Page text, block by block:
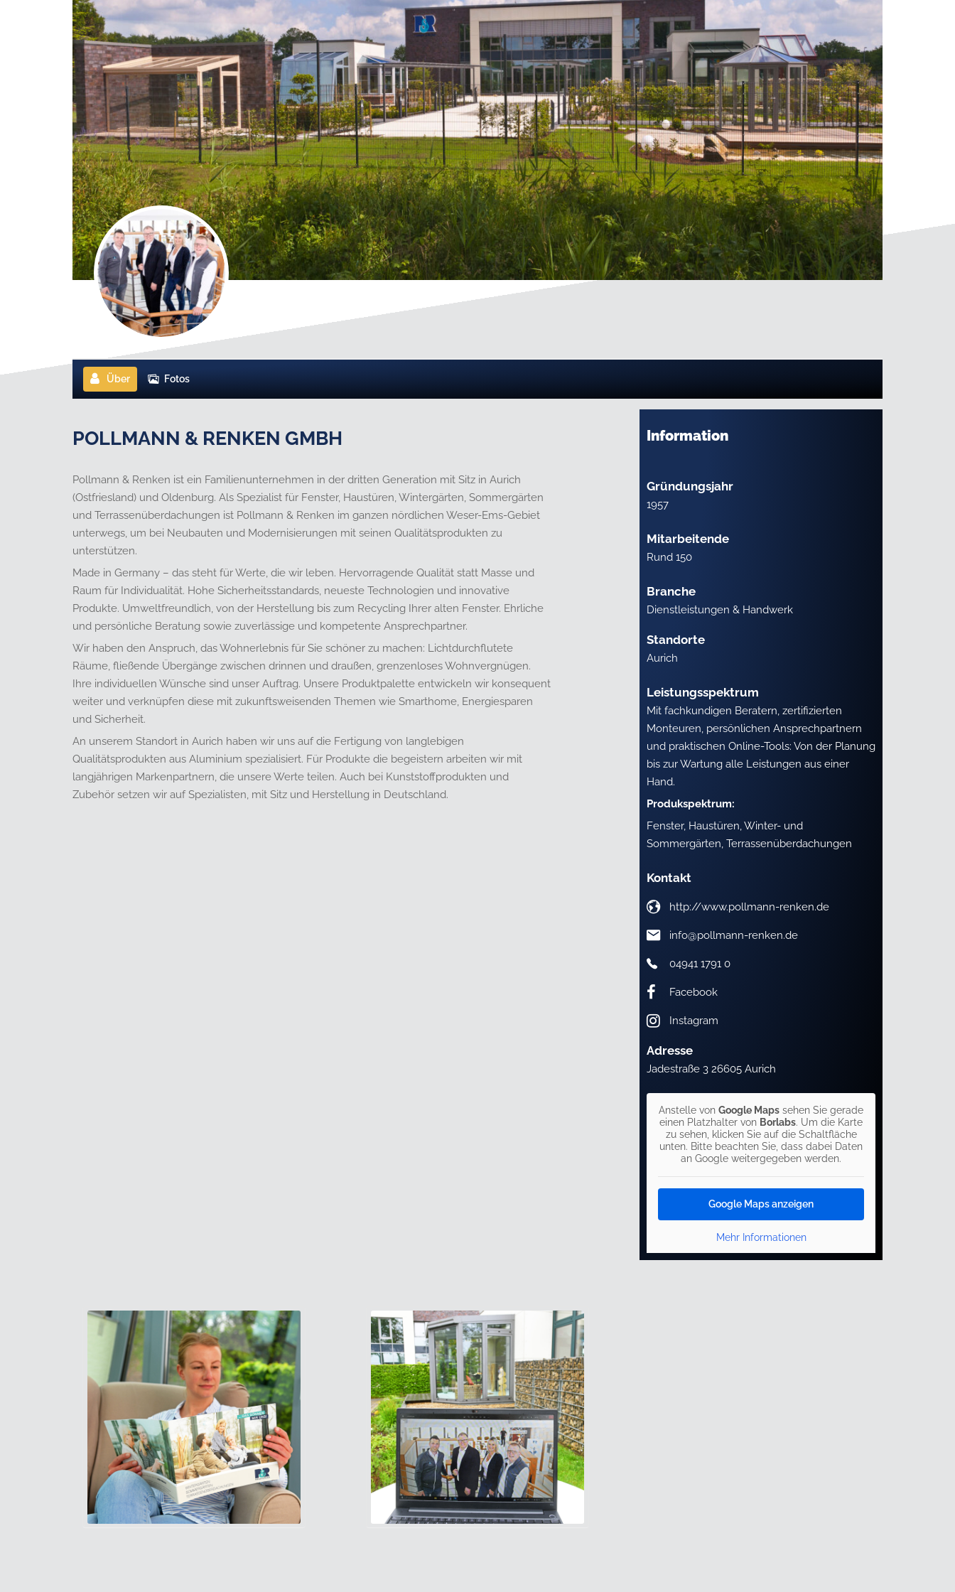
Über Fotos
POLLMANN & RENKEN GMBH
Pollmann & Renken ist ein Familienunternehmen in der dritten Generation mit Sitz in Aurich
(Ostfriesland) und Oldenburg. Als Spezialist für Fenster, Haustüren, Wintergärten, Sommergärten
und Terrassenüberdachungen ist Pollmann & Renken im ganzen nördlichen Weser-Ems-Gebiet
unterwegs, um bei Neubauten und Modernisierungen mit seinen Qualitätsprodukten zu
unterstützen.
Made in Germany – das steht für Werte, die wir leben. Hervorragende Qualität statt Masse und
Raum für Individualität. Hohe Sicherheitsstandards, neueste Technologien und innovative
Produkte. Umweltfreundlich, von der Herstellung bis zum Recycling Ihrer alten Fenster. Ehrliche
und persönliche Beratung sowie zuverlässige und kompetente Ansprechpartner.
Wir haben den Anspruch, das Wohnerlebnis für Sie schöner zu machen: Lichtdurchflutete
Räume, fließende Übergänge zwischen drinnen und draußen, grenzenloses Wohnvergnügen.
Ihre individuellen Wünsche sind unser Auftrag. Unsere Produktpalette entwickeln wir konsequent
weiter und verknüpfen diese mit zukunftsweisenden Themen wie Smarthome, Energiesparen
und Sicherheit.
An unserem Standort in Aurich haben wir uns auf die Fertigung von langlebigen
Qualitätsprodukten aus Aluminium spezialisiert. Für Produkte die begeistern arbeiten wir mit
langjährigen Markenpartnern, die unsere Werte teilen. Auch bei Kunststoffprodukten und
Zubehör setzen wir auf Spezialisten, mit Sitz und Herstellung in Deutschland.
Information
Gründungsjahr
1957
Mitarbeitende
Rund 150
Branche
Dienstleistungen & Handwerk
Standorte
Aurich
Leistungsspektrum
Mit fachkundigen Beratern, zertifizierten
Monteuren, persönlichen Ansprechpartnern
und praktischen Online-Tools: Von der Planung
bis zur Wartung alle Leistungen aus einer
Hand.
Produkspektrum:
Fenster, Haustüren, Winter- und
Sommergärten, Terrassenüberdachungen
Kontakt
http://www.pollmann-renken.de
info@pollmann-renken.de
04941 1791 0
Facebook
Instagram
Adresse
Jadestraße 3 26605 Aurich
Anstelle von Google Maps sehen Sie gerade
einen Platzhalter von Borlabs. Um die Karte
zu sehen, klicken Sie auf die Schaltfläche
unten. Bitte beachten Sie, dass dabei Daten
an Google weitergegeben werden.
Google Maps anzeigen
Mehr Informationen